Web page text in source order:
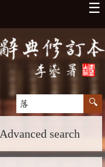
☰
Advanced search